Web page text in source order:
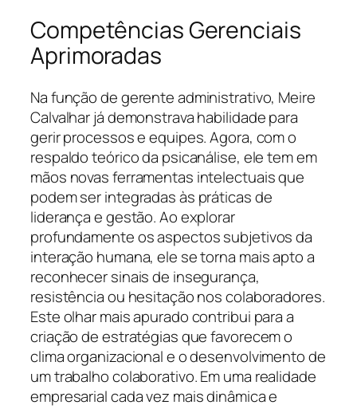
Competências Gerenciais
Aprimoradas
Na função de gerente administrativo, Meire
Calvalhar já demonstrava habilidade para
gerir processos e equipes. Agora, com o
respaldo teórico da psicanálise, ele tem em
mãos novas ferramentas intelectuais que
podem ser integradas às práticas de
liderança e gestão. Ao explorar
profundamente os aspectos subjetivos da
interação humana, ele se torna mais apto a
reconhecer sinais de insegurança,
resistência ou hesitação nos colaboradores.
Este olhar mais apurado contribui para a
criação de estratégias que favorecem o
clima organizacional e o desenvolvimento de
um trabalho colaborativo. Em uma realidade
empresarial cada vez mais dinâmica e